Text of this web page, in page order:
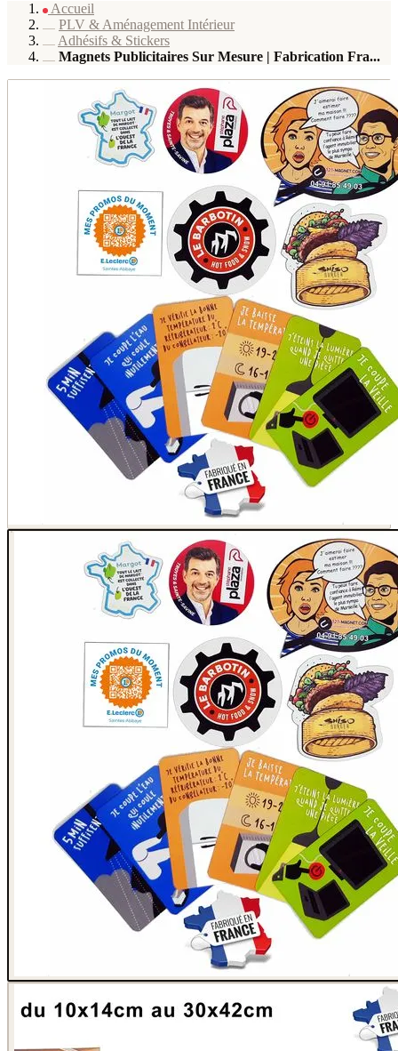
Accueil
PLV & Aménagement Intérieur
Adhésifs & Stickers
Magnets Publicitaires Sur Mesure | Fabrication Fra...